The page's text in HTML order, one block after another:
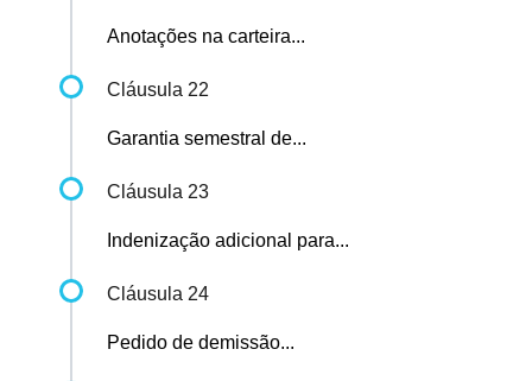
Anotações na carteira...
Cláusula 22
Garantia semestral de...
Cláusula 23
Indenização adicional para...
Cláusula 24
Pedido de demissão...